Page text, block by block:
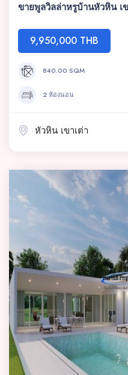
ขายพูลวิลล่าหรูบ้านหัวหิน เ
9,950,000 THB
840.00 SQM
2 ห้องนอน
หัวหิน เขาเต่า